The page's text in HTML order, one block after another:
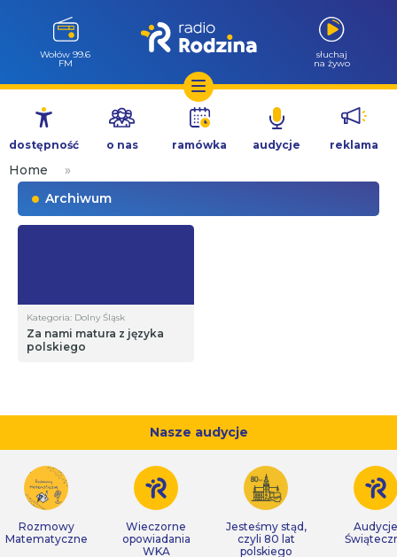
Przejdź
treści
Wołów 99.6
FM
słuchaj
na żywo
dostępność o nas ramówka audycje reklama
Home
»
Archiwum
Kategoria: Dolny Śląsk
Za nami matura z języka
polskiego
Nasze audycje
Rozmowy
Matematyczne
Wieczorne
opowiadania
WKA
Jesteśmy stąd,
czyli 80 lat
polskiego
Audycje